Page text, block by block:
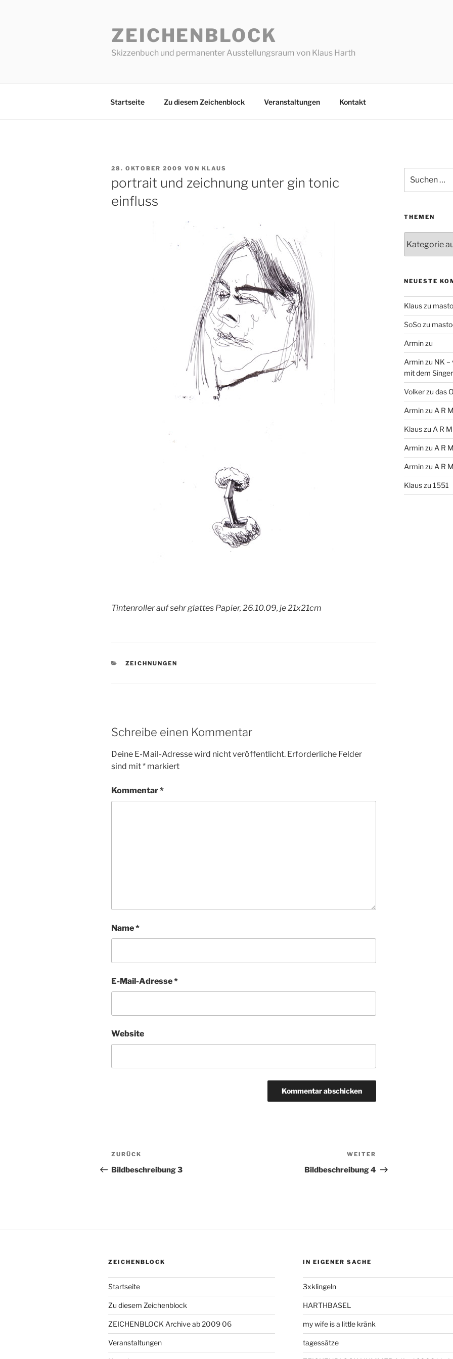
ZEICHENBLOCK
Skizzenbuch und permanenter Ausstellungsraum von Klaus Harth
Startseite Zu diesem Zeichenblock Veranstaltungen Kontakt
VERÖFFENTLICHT
28. OKTOBER 2009 VON KLAUS
portrait und zeichnung unter gin tonic
einfluss
Tintenroller auf sehr glattes Papier, 26.10.09, je 21x21cm
KATEGORIEN
ZEICHNUNGEN
Schreibe einen Kommentar
Deine E-Mail-Adresse wird nicht veröffentlicht. Erforderliche Felder
sind mit* markiert
Kommentar*
Name*
E-Mail-Adresse*
Website
Beitragsnavigation
Vorheriger
Beitrag
ZURÜCK
Bildbeschreibung 3
Beitrag
WEITER
Bildbeschreibung 4
nach:
THEMEN
NEUESTE
Klauszu
SoSozu
Arminzu
Arminzu NK –
mit dem
Volkerzu das
Arminzu A R
Klauszu A R
Arminzu A R
Arminzu A R
Klauszu 1551
ZEICHENBLOCK
Startseite
Zu diesem Zeichenblock
ZEICHENBLOCK Archive ab 2009 06
Veranstaltungen
IN EIGENER SACHE
3xklingeln
HARTHBASEL
my wife is a little kränk
tagessätze